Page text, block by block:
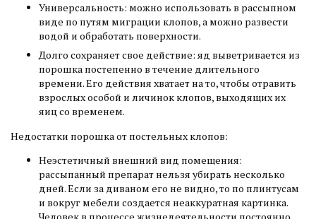
Универсальность: можно использовать в рассыпном
виде по путям миграции клопов, а можно развести
водой и обработать поверхности.
Долго сохраняет свое действие: яд выветривается из
порошка постепенно в течение длительного
времени. Его действия хватает на то, чтобы отравить
взрослых особой и личинок клопов, выходящих их
яиц со временем.
Недостатки порошка от постельных клопов:
Неэстетичный внешний вид помещения:
рассыпанный препарат нельзя убирать несколько
дней. Если за диваном его не видно, то по плинтусам
и вокруг мебели создается неаккуратная картинка.